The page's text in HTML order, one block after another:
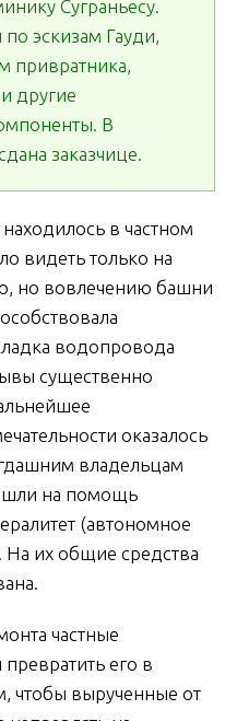
Суграньесу.
эскизам Гауди,
привратника,
другие
В
заказчице.
в частном
видеть только на
но вовлечению башни
водопровода
существенно
оказалось
владельцам
на помощь
(автономное
На их общие средства
частные
его в
чтобы вырученные от